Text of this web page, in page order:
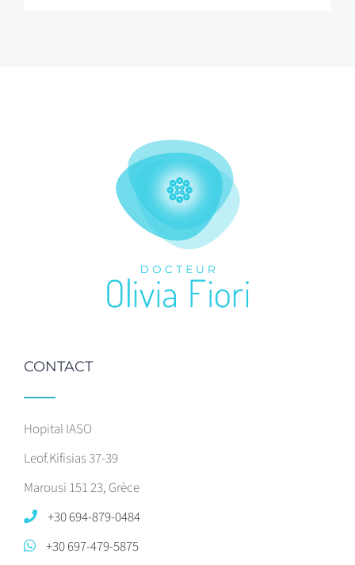
CONTACT
Hopital IASO
Leof.Kifisias 37-39
Marousi 151 23, Grèce
+30 694-879-0484
+30 697-479-5875